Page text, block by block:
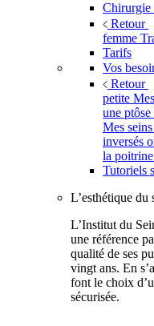
Chirurgie
Retour
femme
Tarifs
Vos
Retour
petite
une
Mes
inversés
la poitrine
Tutoriels
L’esthétique du
L’Institut du
une référence
qualité de ses
vingt ans. En
font le choix
sécurisée.